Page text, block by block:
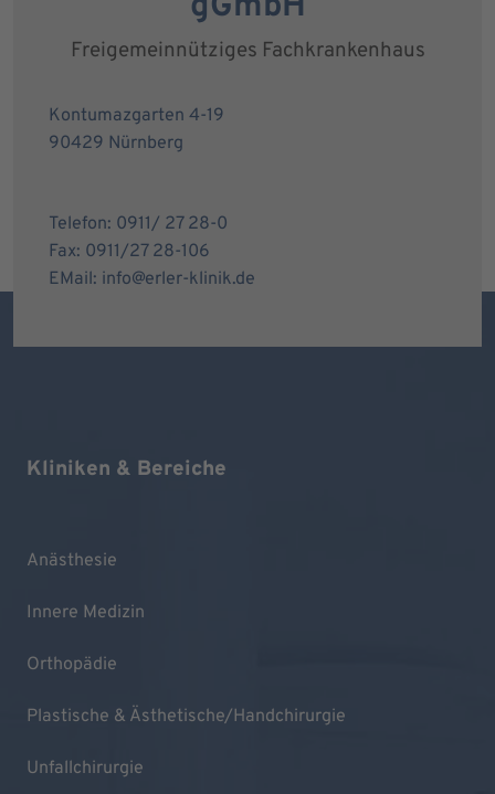
Freigemeinnütziges Fachkrankenhaus
Kontumazgarten 4-19
90429 Nürnberg
Telefon: 0911/ 27 28-0
Fax: 0911/27 28-106
EMail: info@erler-klinik.de
Kliniken & Bereiche
Anästhesie
Innere Medizin
Orthopädie
Plastische & Ästhetische/Handchirurgie
Unfallchirurgie